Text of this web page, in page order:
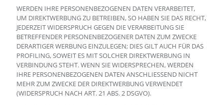
WERDEN IHRE PERSONENBEZOGENEN DATEN VERARBEITET,
UM DIREKTWERBUNG ZU BETREIBEN, SO HABEN SIE DAS RECHT,
JEDERZEIT WIDERSPRUCH GEGEN DIE VERARBEITUNG SIE
BETREFFENDER PERSONENBEZOGENER DATEN ZUM ZWECKE
DERARTIGER WERBUNG EINZULEGEN; DIES GILT AUCH FÜR DAS
PROFILING, SOWEIT ES MIT SOLCHER DIREKTWERBUNG IN
VERBINDUNG STEHT. WENN SIE WIDERSPRECHEN, WERDEN
IHRE PERSONENBEZOGENEN DATEN ANSCHLIESSEND NICHT
MEHR ZUM ZWECKE DER DIREKTWERBUNG VERWENDET
(WIDERSPRUCH NACH ART. 21 ABS. 2 DSGVO).